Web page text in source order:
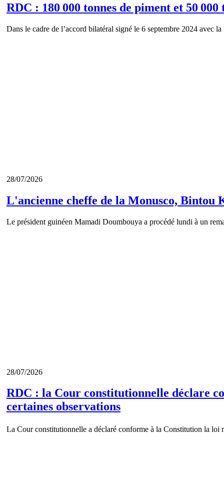
RDC : 180 000 tonnes de piment et 50
Dans le cadre de l’accord bilatéral signé le 6 septembre 2024 avec
28/07/2026
L'ancienne cheffe de la Monusco, Bintou
Le président guinéen Mamadi Doumbouya a procédé lundi à un
28/07/2026
RDC : la Cour constitutionnelle déclare
certaines observations
La Cour constitutionnelle a déclaré conforme à la Constitution la